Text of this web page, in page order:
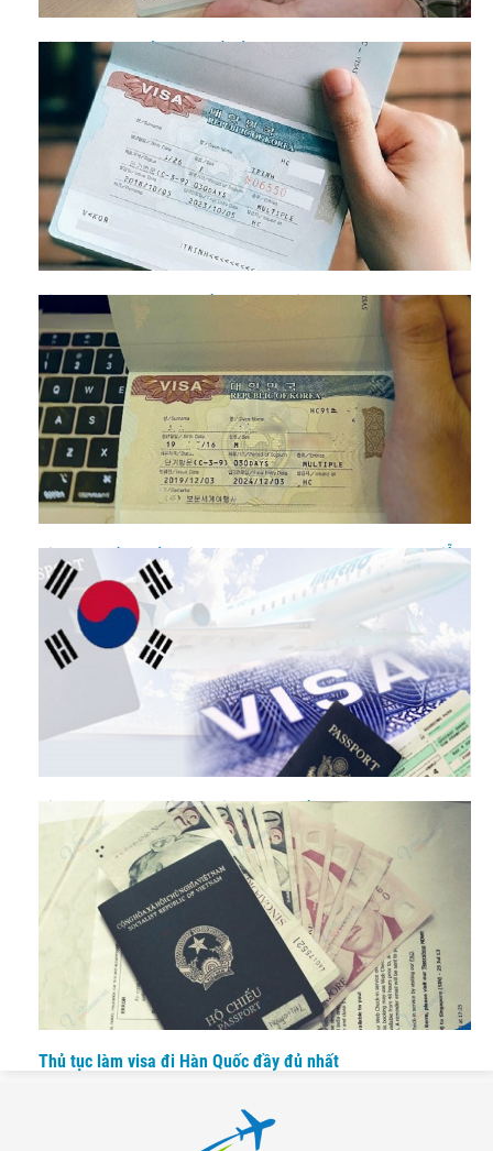
Xin visa đi làm ở Hàn Quốc cần lưu ý gì?
Visa thăm thân Hàn Quốc có được đi làm không?
Đi Hàn Quốc có cần visa không? Trường hợp nào được miễn
visa?
Kinh nghiệm làm visa du lịch Hàn Quốc nhanh chóng
Thủ tục làm visa đi Hàn Quốc đầy đủ nhất